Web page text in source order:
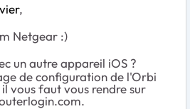
,
Netgear :)
un autre appareil iOS ?
de configuration de l'Orbi
vous faut vous rendre sur